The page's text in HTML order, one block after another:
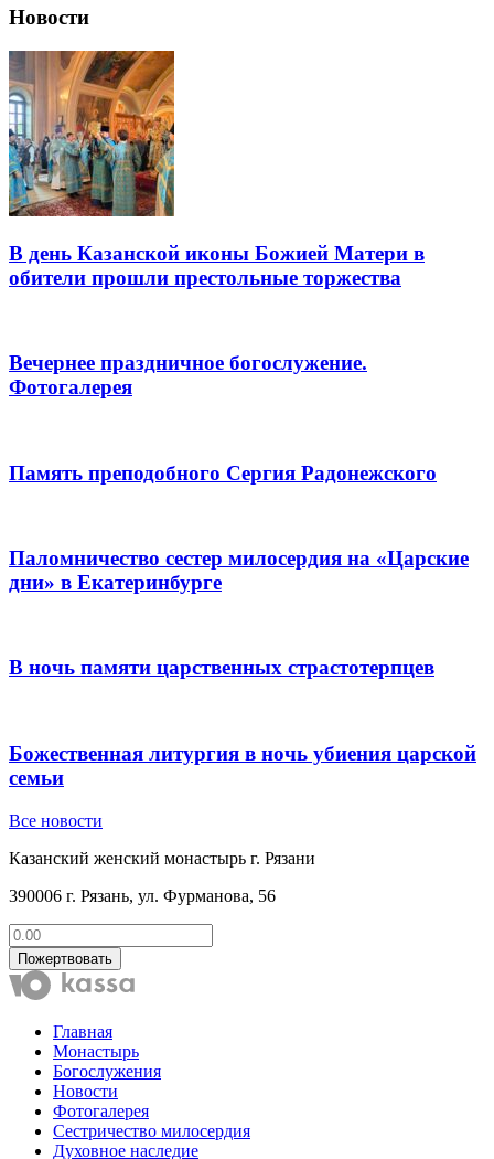
Новости
В день Казанской иконы Божией Матери в
обители прошли престольные торжества
Вечернее праздничное богослужение.
Фотогалерея
Память преподобного Сергия Радонежского
Паломничество сестер милосердия на «Царские
дни» в Екатеринбурге
В ночь памяти царственных страстотерпцев
Божественная литургия в ночь убиения царской
семьи
Все новости
Казанский женский монастырь г. Рязани
390006 г. Рязань, ул. Фурманова, 56
Пожертвовать
Главная
Монастырь
Богослужения
Новости
Фотогалерея
Сестричество милосердия
Духовное наследие